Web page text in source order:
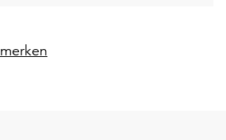
Veranstaltung merken